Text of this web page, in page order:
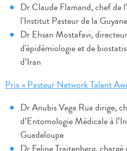
Dr Claude Flamand, chef de
l'Institut Pasteur de la Guyane
Dr Ehsan Mostafavi,
d'épidémiologie et de
d’Iran
Prix « Pasteur Network Talent
Dr Anubis Vega Rua dirige,
d’Entomologie Médicale à
Guadeloupe